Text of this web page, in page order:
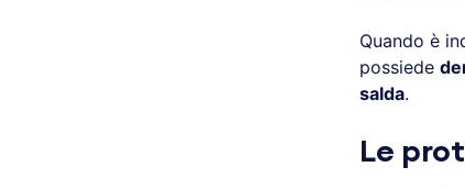
Quando è
possiede
salda.
Le